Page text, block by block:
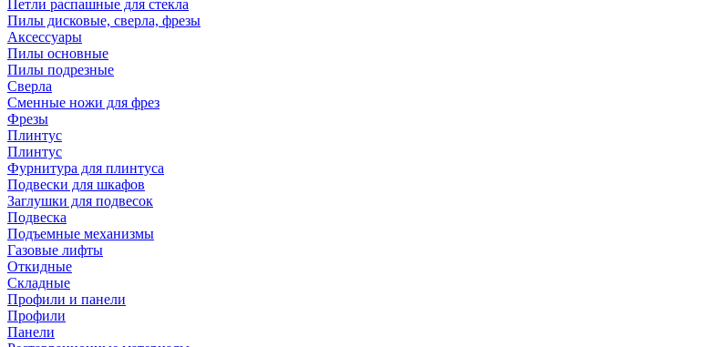
Петли распашные для стекла
Пилы дисковые, сверла, фрезы
Аксессуары
Пилы основные
Пилы подрезные
Сверла
Сменные ножи для фрез
Фрезы
Плинтус
Плинтус
Фурнитура для плинтуса
Подвески для шкафов
Заглушки для подвесок
Подвеска
Подъемные механизмы
Газовые лифты
Откидные
Складные
Профили и панели
Профили
Панели